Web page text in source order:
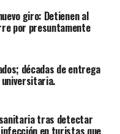
giro: Detienen al
por presuntamente
décadas de entrega
universitaria.
tras detectar
en turistas que